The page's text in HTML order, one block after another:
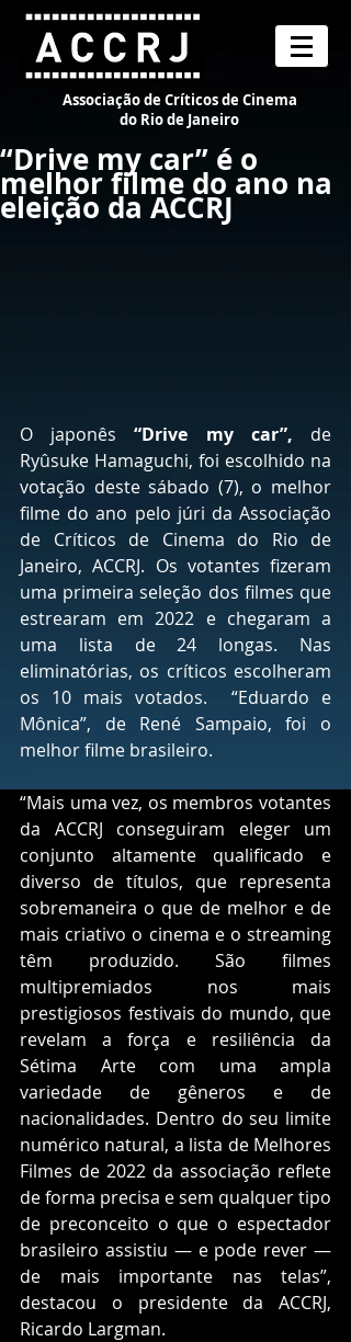
Associação de Críticos de Cinema
do Rio de Janeiro
“Drive my car” é o
melhor filme do ano na
eleição da ACCRJ
O japonês “Drive my car”, de
Ryûsuke Hamaguchi, foi escolhido na
votação deste sábado (7), o melhor
filme do ano pelo júri da Associação
de Críticos de Cinema do Rio de
Janeiro, ACCRJ. Os votantes fizeram
uma primeira seleção dos filmes que
estrearam em 2022 e chegaram a
uma lista de 24 longas. Nas
eliminatórias, os críticos escolheram
os 10 mais votados.  “Eduardo e
Mônica”, de René Sampaio, foi o
melhor filme brasileiro.
“Mais uma vez, os membros votantes
da ACCRJ conseguiram eleger um
conjunto altamente qualificado e
diverso de títulos, que representa
sobremaneira o que de melhor e de
mais criativo o cinema e o streaming
têm produzido. São filmes
multipremiados nos mais
prestigiosos festivais do mundo, que
revelam a força e resiliência da
Sétima Arte com uma ampla
variedade de gêneros e de
nacionalidades. Dentro do seu limite
numérico natural, a lista de Melhores
Filmes de 2022 da associação reflete
de forma precisa e sem qualquer tipo
de preconceito o que o espectador
brasileiro assistiu — e pode rever —
de mais importante nas telas”,
destacou o presidente da ACCRJ,
Ricardo Largman.